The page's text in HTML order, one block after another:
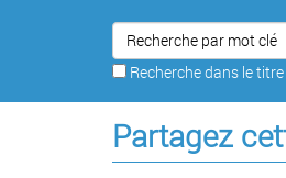
Recherche dans le titre
Partagez